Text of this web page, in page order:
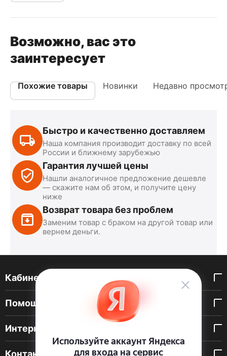
Возможно, вас это
заинтересует
Похожие товары Новинки Недавно
Быстро и качественно доставляем
Наша компания производит доставку по всей
России и ближнему зарубежью
Гарантия лучшей цены
Нашли аналогичное предложение дешевле
— скажите нам об этом, и получите цену
ниже
Возврат товара без проблем
Заменим товар с браком на другой товар или
вернем деньги.
Кабинет покупателя
Помощь покупателю
Интернет-магазин
Контакты